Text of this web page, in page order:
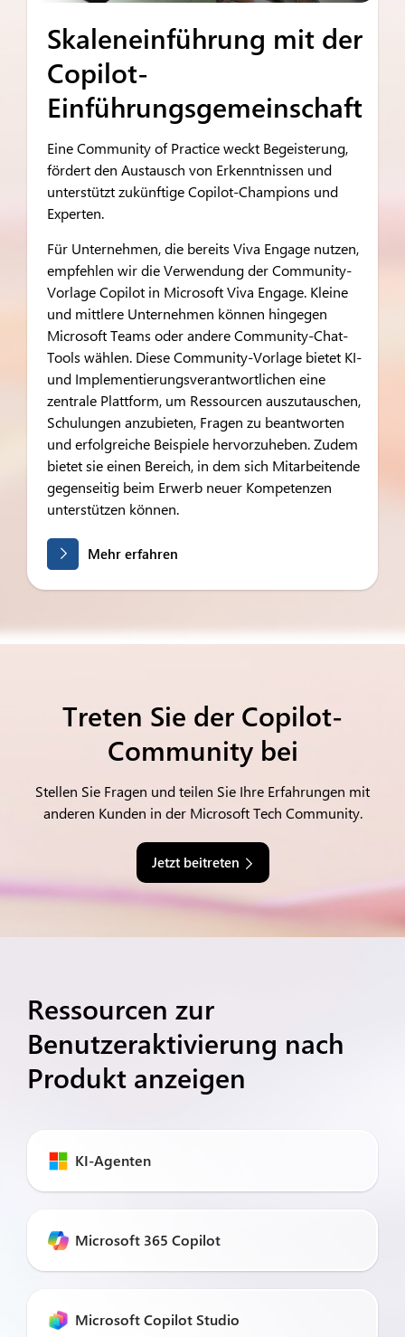
Skaleneinführung mit der
Copilot-
Einführungsgemeinschaft
Eine Community of Practice weckt Begeisterung,
fördert den Austausch von Erkenntnissen und
unterstützt zukünftige Copilot-Champions und
Experten.
Für Unternehmen, die bereits Viva Engage nutzen,
empfehlen wir die Verwendung der Community-
Vorlage Copilot in Microsoft Viva Engage. Kleine
und mittlere Unternehmen können hingegen
Microsoft Teams oder andere Community-Chat-
Tools wählen. Diese Community-Vorlage bietet KI-
und Implementierungsverantwortlichen eine
zentrale Plattform, um Ressourcen auszutauschen,
Schulungen anzubieten, Fragen zu beantworten
und erfolgreiche Beispiele hervorzuheben. Zudem
bietet sie einen Bereich, in dem sich Mitarbeitende
gegenseitig beim Erwerb neuer Kompetenzen
unterstützen können.
Mehr erfahren
Treten Sie der Copilot-
Community bei
Stellen Sie Fragen und teilen Sie Ihre Erfahrungen mit
anderen Kunden in der Microsoft Tech Community.
Jetzt beitreten
Ressourcen zur
Benutzeraktivierung nach
Produkt anzeigen
KI-Agenten
Microsoft 365 Copilot
Microsoft Copilot Studio